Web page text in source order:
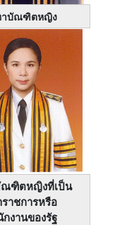
าบัณฑิตหญิง
ฑิตหญิงที่เป็น
าชการหรือ
งานของรัฐ